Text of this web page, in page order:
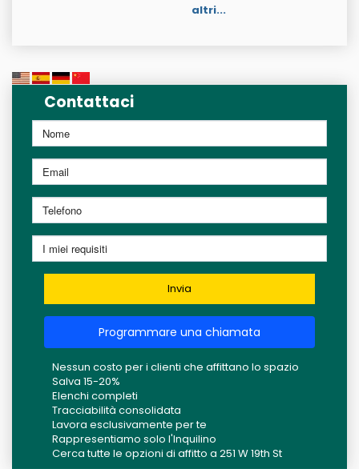
altri...
Contattaci
Invia
Programmare una chiamata
Nessun costo per i clienti che affittano lo spazio
Salva 15-20%
Elenchi completi
Tracciabilità consolidata
Lavora esclusivamente per te
Rappresentiamo solo l'Inquilino
Cerca tutte le opzioni di affitto a 251 W 19th St